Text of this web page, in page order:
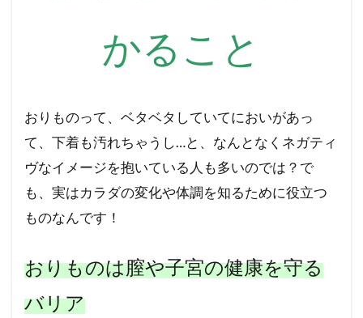
かること
おりものって、ベタベタしていてにおいがあっ
て、下着も汚れちゃうし…と、なんとなくネガティ
ヴなイメージを抱いている人も多いのでは？で
も、実はカラダの変化や体調を知るために役立つ
ものなんです！
おりものは膣や子宮の健康を守る
バリア
阪部循環器内科・内科 婦人科クリニック
都立大レディースクリニック
船津クリニック
秋山レディースクリニック
福田肛門科医院
石川てる代ウィメンズクリニック
白金高輪海老根ウィメンズクリニック
池ノ上産婦人科
白山レディースクリニック
産科婦人科舘出張佐藤病院
玉川レディースクリニック
浮田クリニック
浜松町大門レディースクリニック
浅川産婦人科